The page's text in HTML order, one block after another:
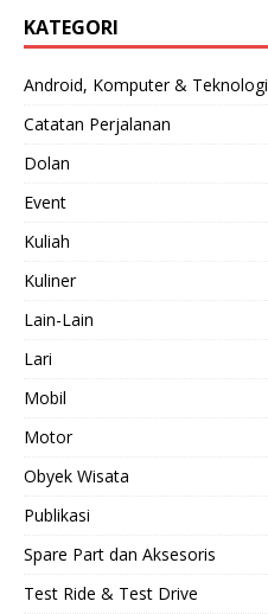
KATEGORI
Android, Komputer & Teknologi
Catatan Perjalanan
Dolan
Event
Kuliah
Kuliner
Lain-Lain
Lari
Mobil
Motor
Obyek Wisata
Publikasi
Spare Part dan Aksesoris
Test Ride & Test Drive